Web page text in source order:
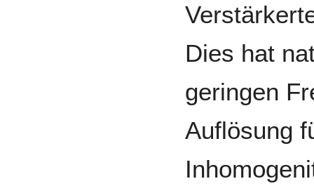
Dies hat
geringen
Auflösung